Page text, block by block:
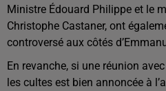
Ministre Édouard Philippe et le
Christophe Castaner, ont
controversé aux côtés
En revanche, si une réunion
les cultes est bien annoncée à